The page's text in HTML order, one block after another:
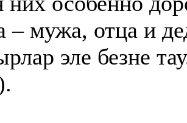
– мужа, отца и
эле безне